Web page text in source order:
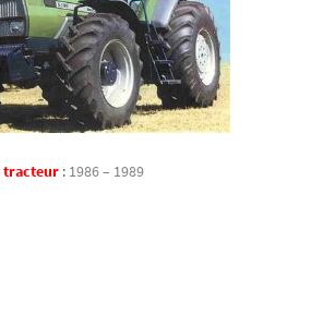
tracteur : 1986 – 1989